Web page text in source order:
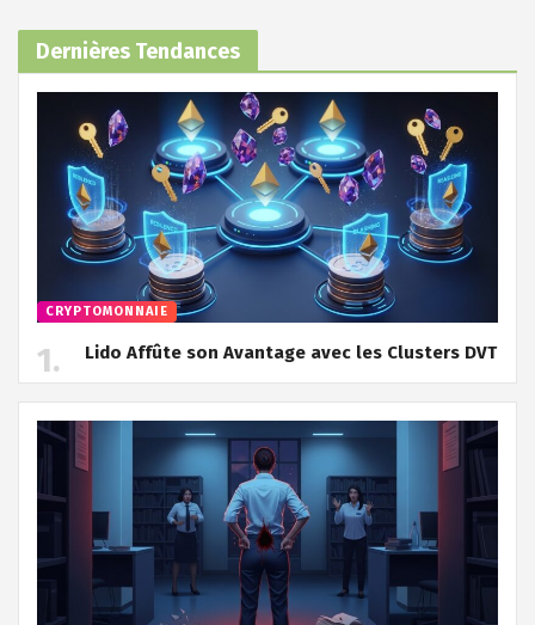
Dernières Tendances
CRYPTOMONNAIE
Lido Affûte son Avantage avec les Clusters DVT